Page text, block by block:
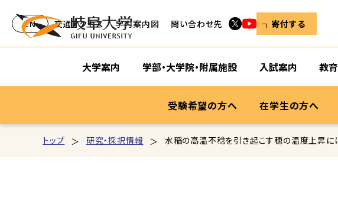
大学案内 学部・大学院・附属施設 入試案内 教
受験希望の方へ 在学生の方へ
EN 交通アクセス 学内案内図 問い合わせ先 寄付する
トップ 研究・採択情報 水稲の高温不稔を引き起こす穂の温度上昇